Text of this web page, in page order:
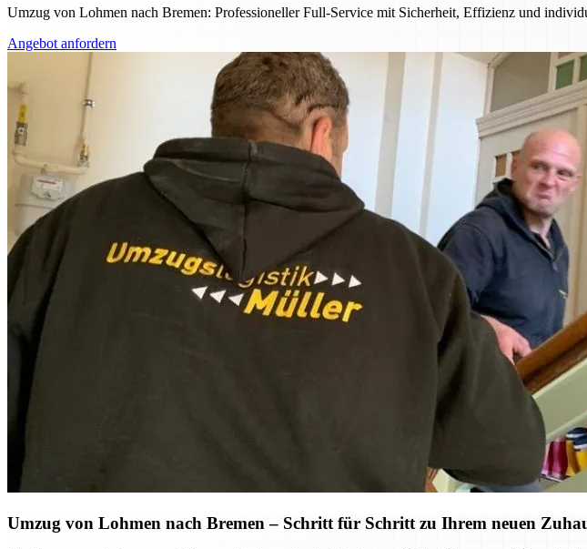
Umzug von Lohmen nach Bremen: Professioneller Full-Service mit Sicherheit, Effizienz und
Angebot anfordern
Umzug von Lohmen nach Bremen – Schritt für Schritt zu Ihrem neuen